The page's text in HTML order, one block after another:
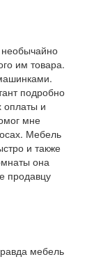
им товара.
подробно
оплаты и
мне
Мебель
и также
она
продавцу
мебель